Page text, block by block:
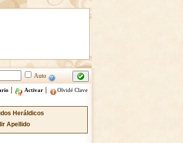
Auto
| Activar| Olvidé Clave
Heráldicos
Apellido